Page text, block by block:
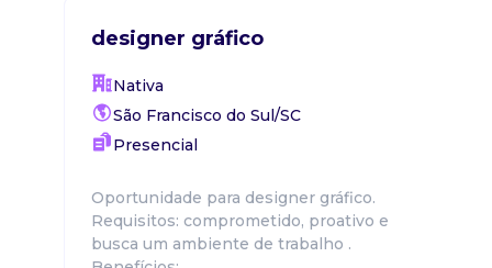
designer gráfico
Nativa
São Francisco do Sul/SC
Presencial
Oportunidade para designer gráfico.
Requisitos: comprometido, proativo e
busca um ambiente de trabalho .